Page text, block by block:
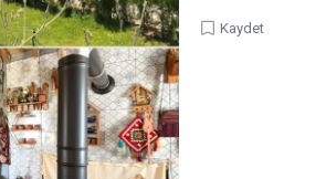
Kaydet